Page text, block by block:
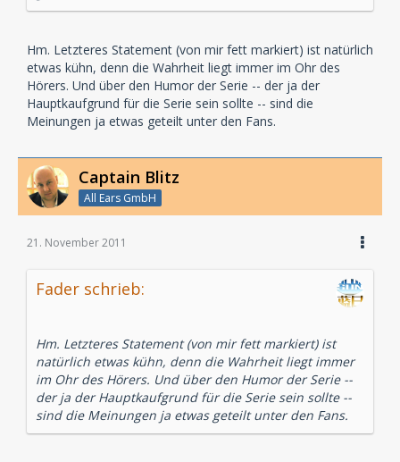
Hm. Letzteres Statement (von mir fett markiert) ist natürlich
etwas kühn, denn die Wahrheit liegt immer im Ohr des
Hörers. Und über den Humor der Serie -- der ja der
Hauptkaufgrund für die Serie sein sollte -- sind die
Meinungen ja etwas geteilt unter den Fans.
Captain Blitz
All Ears GmbH
21. November 2011
Fader schrieb:
Hm. Letzteres Statement (von mir fett markiert) ist
natürlich etwas kühn, denn die Wahrheit liegt immer
im Ohr des Hörers. Und über den Humor der Serie --
der ja der Hauptkaufgrund für die Serie sein sollte --
sind die Meinungen ja etwas geteilt unter den Fans.